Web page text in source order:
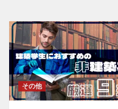
その他